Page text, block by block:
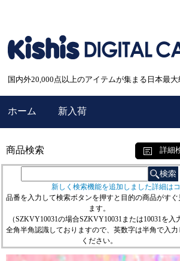
国内外20,000点以上のアイテムが集まる日本最
ホーム 新入荷
商品検索 詳細
新しく検索機能を追加しました詳細は
品番を入力して検索ボタンを押すと目的の商品がすぐ
ます。
（SZKVY10031の場合SZKVY10031または10031を入
全角半角認識しておりますので、英数字は半角で入力
ください。